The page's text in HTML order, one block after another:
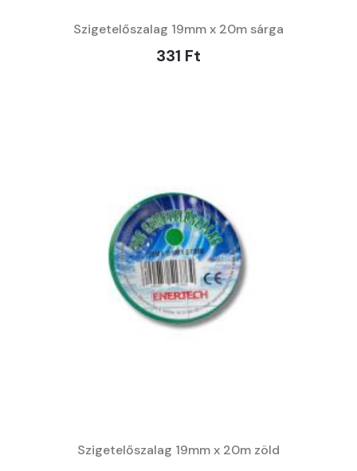
Szigetelőszalag 19mm x 20m sárga
331 Ft
Szigetelőszalag 19mm x 20m zöld